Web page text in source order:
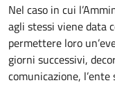
Nel caso in cui
agli stessi viene data
permettere loro
giorni successivi,
comunicazione,